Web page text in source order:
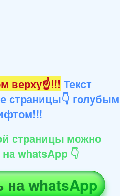
верху☝!!! Текст
страницы👇 голубым
страницы можно
whatsApp 👇
на whatsApp